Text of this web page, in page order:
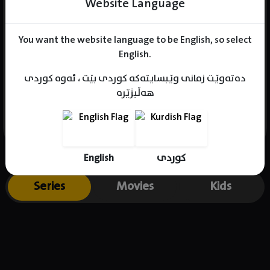
You want the website language to be English, so select
English.
دەتەوێت زمانی وێبسایتەکە کوردی بێت ، ئەوە کوردی
هەڵبژێرە
English کوردی
Name : Hazuki Ogino
Born :
Series Movies Kids